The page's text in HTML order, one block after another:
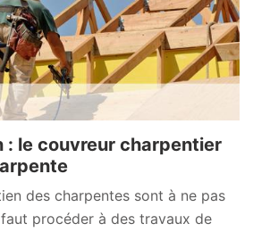
: le couvreur charpentier
des charpentes sont à ne pas
procéder à des travaux de